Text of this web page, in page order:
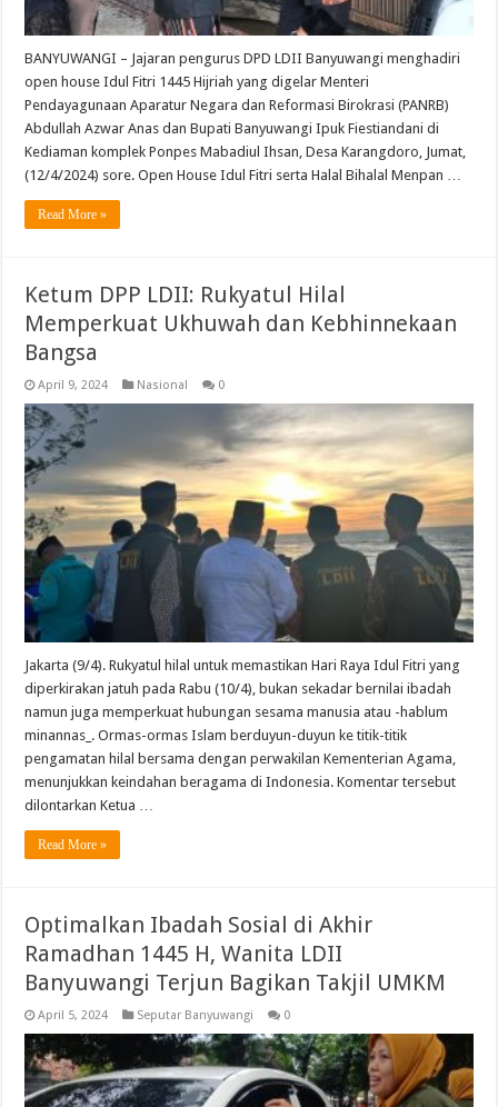
BANYUWANGI – Jajaran pengurus DPD LDII Banyuwangi menghadiri
open house Idul Fitri 1445 Hijriah yang digelar Menteri
Pendayagunaan Aparatur Negara dan Reformasi Birokrasi (PANRB)
Abdullah Azwar Anas dan Bupati Banyuwangi Ipuk Fiestiandani di
Kediaman komplek Ponpes Mabadiul Ihsan, Desa Karangdoro, Jumat,
(12/4/2024) sore. Open House Idul Fitri serta Halal Bihalal Menpan …
Read More »
Ketum DPP LDII: Rukyatul Hilal
Memperkuat Ukhuwah dan Kebhinnekaan
Bangsa
April 9, 2024 Nasional 0
Jakarta (9/4). Rukyatul hilal untuk memastikan Hari Raya Idul Fitri yang
diperkirakan jatuh pada Rabu (10/4), bukan sekadar bernilai ibadah
namun juga memperkuat hubungan sesama manusia atau -hablum
minannas_. Ormas-ormas Islam berduyun-duyun ke titik-titik
pengamatan hilal bersama dengan perwakilan Kementerian Agama,
menunjukkan keindahan beragama di Indonesia. Komentar tersebut
dilontarkan Ketua …
Read More »
Optimalkan Ibadah Sosial di Akhir
Ramadhan 1445 H, Wanita LDII
Banyuwangi Terjun Bagikan Takjil UMKM
April 5, 2024 Seputar Banyuwangi 0